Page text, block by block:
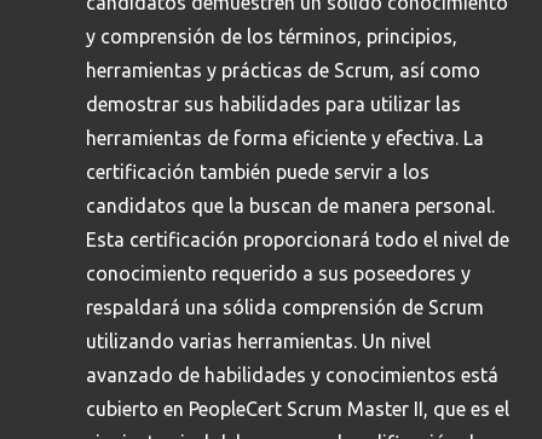
y comprensión de los términos, principios,
herramientas y prácticas de Scrum, así como
demostrar sus habilidades para utilizar las
herramientas de forma eficiente y efectiva. La
certificación también puede servir a los
candidatos que la buscan de manera personal.
Esta certificación proporcionará todo el nivel de
conocimiento requerido a sus poseedores y
respaldará una sólida comprensión de Scrum
utilizando varias herramientas. Un nivel
avanzado de habilidades y conocimientos está
cubierto en PeopleCert Scrum Master II, que es el
Busca en la escuela
¿Qué buscas?